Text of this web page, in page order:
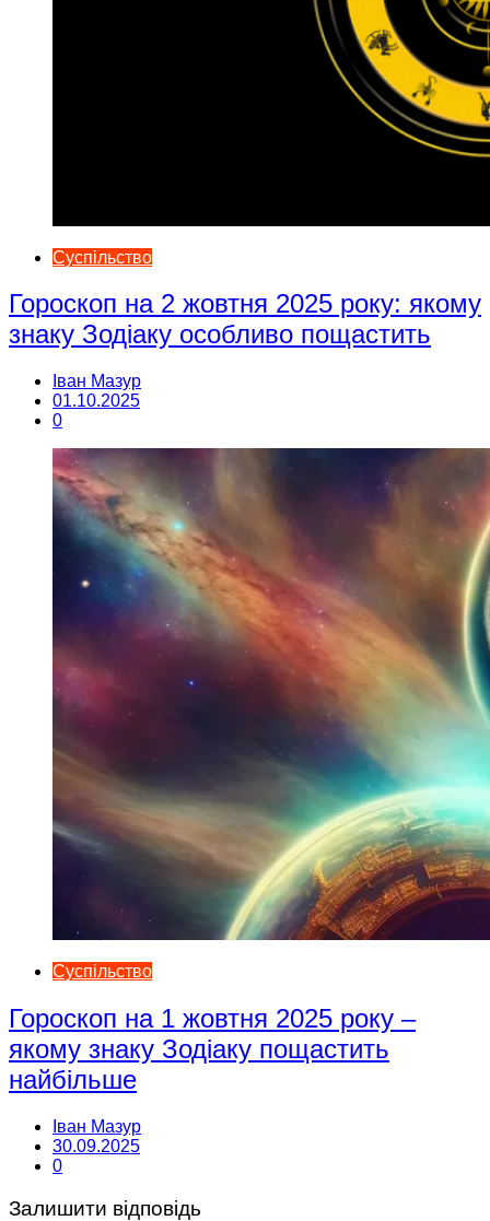
Суспільство
Гороскоп на 2 жовтня 2025 року: якому
знаку Зодіаку особливо пощастить
Іван Мазур
01.10.2025
0
Суспільство
Гороскоп на 1 жовтня 2025 року –
якому знаку Зодіаку пощастить
найбільше
Іван Мазур
30.09.2025
0
Залишити відповідь